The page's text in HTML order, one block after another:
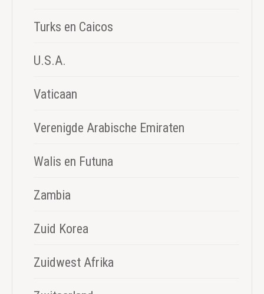
Turks en Caicos
U.S.A.
Vaticaan
Verenigde Arabische Emiraten
Walis en Futuna
Zambia
Zuid Korea
Zuidwest Afrika